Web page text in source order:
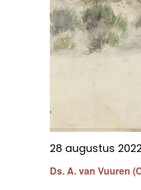
Ds. A. van Vuuren
28 augustus